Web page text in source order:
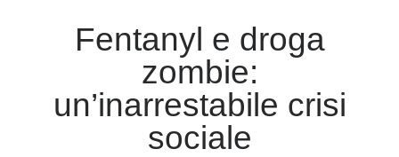
Fentanyl e droga
zombie:
un’inarrestabile crisi
sociale